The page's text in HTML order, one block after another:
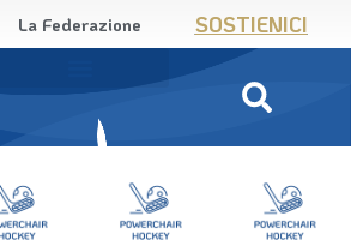
La Federazione SOSTIENICI